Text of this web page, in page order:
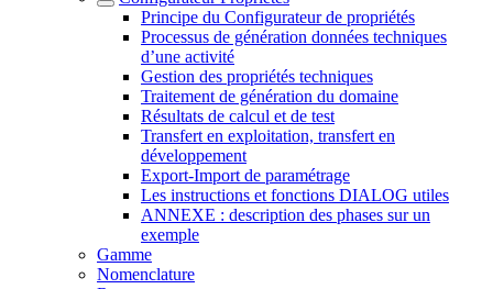
Principe du Configurateur de propriétés
Processus de génération données techniques
d’une activité
Gestion des propriétés techniques
Traitement de génération du domaine
Résultats de calcul et de test
Transfert en exploitation, transfert en
développement
Export-Import de paramétrage
Les instructions et fonctions DIALOG utiles
ANNEXE : description des phases sur un
exemple
Gamme
Nomenclature